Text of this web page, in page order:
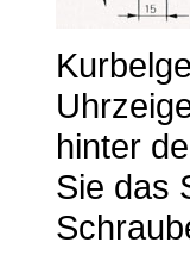
hinter
Sie das